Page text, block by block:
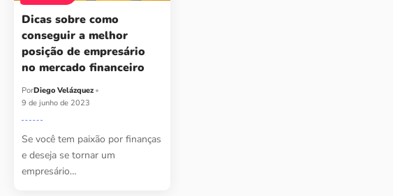
Dicas sobre como
conseguir a melhor
posição de empresário
no mercado financeiro
PorDiego Velázquez
9 de junho de 2023
Se você tem paixão por finanças
e deseja se tornar um
empresário…